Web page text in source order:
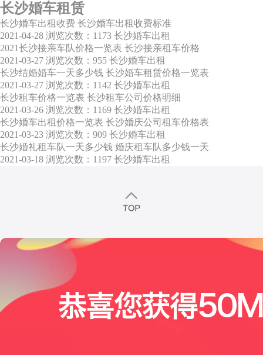
长沙婚车租赁
长沙婚车出租收费 长沙婚车出租收费标准
2021-04-28 浏览次数：1173 长沙婚车出租
2021长沙接亲车队价格一览表 长沙接亲租车价格
2021-03-27 浏览次数：955 长沙婚车出租
长沙结婚婚车一天多少钱 长沙婚车租赁价格一览表
2021-03-27 浏览次数：1142 长沙婚车出租
长沙租车价格一览表 长沙租车公司价格明细
2021-03-26 浏览次数：1169 长沙婚车出租
长沙婚车出租价格一览表 长沙婚庆公司租车价格表
2021-03-23 浏览次数：909 长沙婚车出租
长沙婚礼租车队一天多少钱 婚庆租车队多少钱一天
2021-03-18 浏览次数：1197 长沙婚车出租